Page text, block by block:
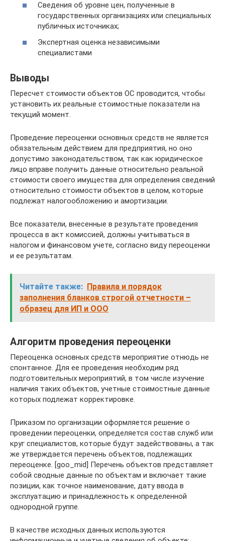
Сведения об уровне цен, полученные в
государственных организациях или специальных
публичных источниках;
Экспертная оценка независимыми
специалистами
Выводы
Пересчет стоимости объектов ОС проводится, чтобы
установить их реальные стоимостные показатели на
текущий момент.
Проведение переоценки основных средств не является
обязательным действием для предприятия, но оно
допустимо законодательством, так как юридическое
лицо вправе получить данные относительно реальной
стоимости своего имущества для определения сведений
относительно стоимости объектов в целом, которые
подлежат налогообложению и амортизации.
Все показатели, внесенные в результате проведения
процесса в акт комиссией, должны учитываться в
налогом и финансовом учете, согласно виду переоценки
и ее результатам.
Читайте также: Правила и порядок
заполнения бланков строгой отчетности –
образец для ИП и ООО
Алгоритм проведения переоценки
Переоценка основных средств мероприятие отнюдь не
спонтанное. Для ее проведения необходим ряд
подготовительных мероприятий, в том числе изучение
наличия таких объектов, учетные стоимостные данные
которых подлежат корректировке.
Приказом по организации оформляется решение о
проведении переоценки, определяется состав служб или
круг специалистов, которые будут задействованы, а так
же утверждается перечень объектов, подлежащих
переоценке. [goo_mid] Перечень объектов представляет
собой сводные данные по объектам и включает такие
позиции, как точное наименование, дату ввода в
эксплуатацию и принадлежность к определенной
однородной группе.
В качестве исходных данных используются